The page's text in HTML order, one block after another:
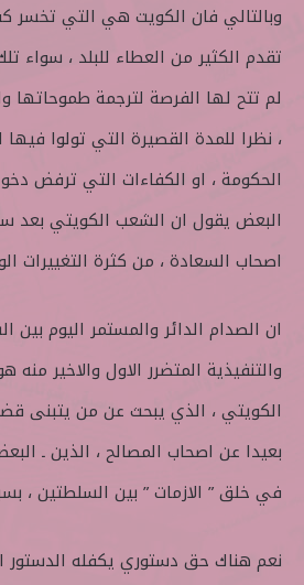
وبالتالي فان الكويت هي التي تخسر
تقدم الكثير من العطاء للبلد ، سواء
لم تتح لها الفرصة لترجمة طموحاتها
، نظرا للمدة القصيرة التي تولوا
الحكومة ، او الكفاءات التي ترفض
البعض يقول ان الشعب الكويتي بعد
اصحاب السعادة ، من كثرة التغييرات
ان الصدام الدائر والمستمر اليوم بين
والتنفيذية المتضرر الاول والاخير منه
الكويتي ، الذي يبحث عن من يتبنى
بعيدا عن اصحاب المصالح ، الذين ـ
في خلق ” الازمات ” بين السلطتين ،
نعم هناك حق دستوري يكفله